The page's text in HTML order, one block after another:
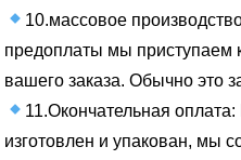
10.массовое
предоплаты мы приступаем
вашего заказа. Обычно это
11.Окончательная
изготовлен и упакован, мы